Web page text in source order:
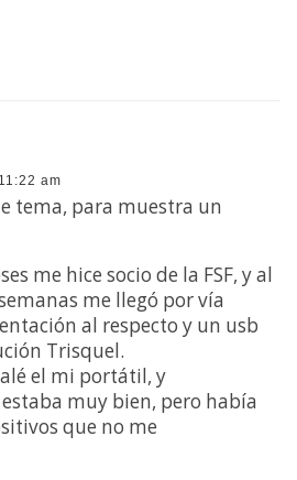
11:22 am
tema, para muestra un
me hice socio de la FSF, y al
me llegó por vía
al respecto y un usb
Trisquel.
el mi portátil, y
muy bien, pero había
que no me